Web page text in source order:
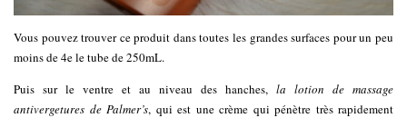
Vous pouvez trouver ce produit dans toutes les grandes surfaces pour un peu
moins de 4e le tube de 250mL.
Puis sur le ventre et au niveau des hanches, la lotion de massage
antivergetures de Palmer’s, qui est une crème qui pénètre très rapidement